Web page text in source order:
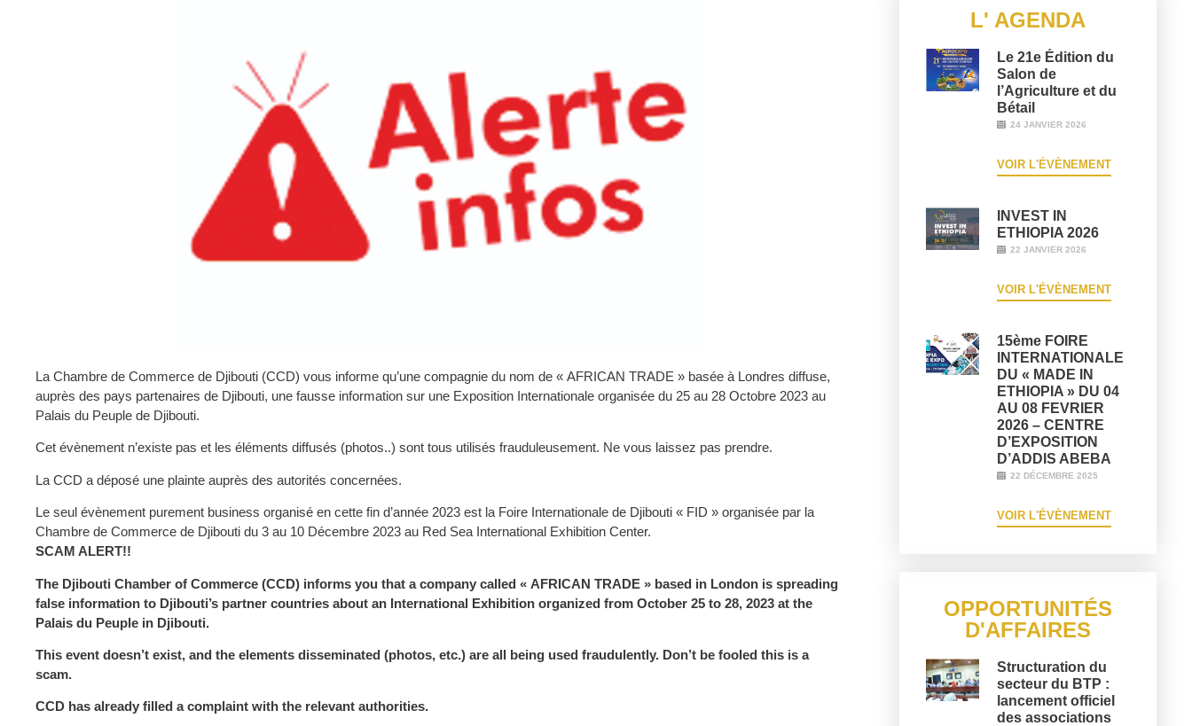
La Chambre de Commerce de Djibouti (CCD) vous informe qu’une compagnie du nom de « AFRICAN TRADE » basée à Londres diffuse,
auprès des pays partenaires de Djibouti, une fausse information sur une Exposition Internationale organisée du 25 au 28 Octobre 2023 au
Palais du Peuple de Djibouti.
Cet évènement n’existe pas et les éléments diffusés (photos..) sont tous utilisés frauduleusement. Ne vous laissez pas prendre.
La CCD a déposé une plainte auprès des autorités concernées.
Le seul évènement purement business organisé en cette fin d’année 2023 est la Foire Internationale de Djibouti « FID » organisée par la
Chambre de Commerce de Djibouti du 3 au 10 Décembre 2023 au Red Sea International Exhibition Center.
SCAM ALERT!!
The Djibouti Chamber of Commerce (CCD) informs you that a company called « AFRICAN TRADE » based in London is spreading
false information to Djibouti’s partner countries about an International Exhibition organized from October 25 to 28, 2023 at the
Palais du Peuple in Djibouti.
This event doesn’t exist, and the elements disseminated (photos, etc.) are all being used fraudulently. Don’t be fooled this is a
scam.
CCD has already filled a complaint with the relevant authorities.
L' AGENDA
Le 21e Édition du
Salon de
l’Agriculture et du
Bétail
24 JANVIER 2026
VOIR L'ÉVÈNEMENT
INVEST IN
ETHIOPIA 2026
22 JANVIER 2026
VOIR L'ÉVÈNEMENT
15ème FOIRE
INTERNATIONALE
DU « MADE IN
ETHIOPIA » DU 04
AU 08 FEVRIER
2026 – CENTRE
D’EXPOSITION
D’ADDIS ABEBA
22 DÉCEMBRE 2025
VOIR L'ÉVÈNEMENT
OPPORTUNITÉS
D'AFFAIRES
Structuration du
secteur du BTP :
lancement officiel
des associations